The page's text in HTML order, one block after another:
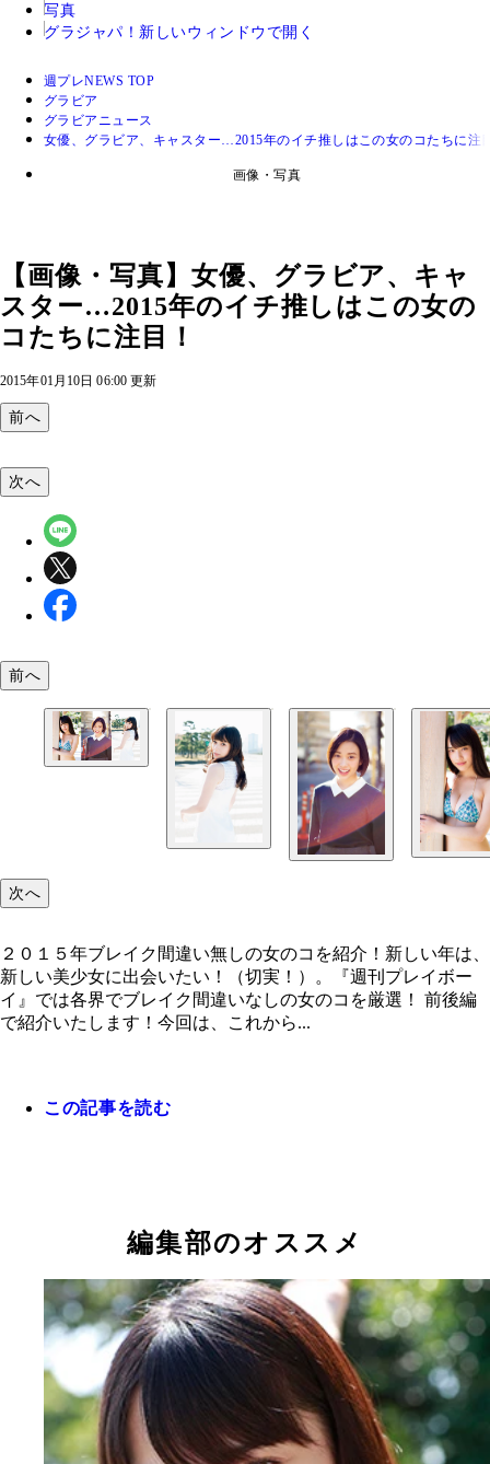
写真
グラジャパ！ 新しいウィンドウで開く
週プレNEWS TOP
グラビア
グラビアニュース
女優、グラビア、キャスター…2015年のイチ推しはこの女のコたちに注
画像・写真
【画像・写真】女優、グラビア、キャ
スター…2015年のイチ推しはこの女の
コたちに注目！
2015年01月10日 06:00 更新
前へ
２０１５年ブレイク間違い無しの女のコを紹介！
次へ
前へ
次へ
２０１５年ブレイク間違い無しの女のコを紹介！新しい年は、
新しい美少女に出会いたい！（切実！）。『週刊プレイボー
イ』では各界でブレイク間違いなしの女のコを厳選！ 前後編
で紹介いたします！今回は、これから...
この記事を読む
編集部のオススメ